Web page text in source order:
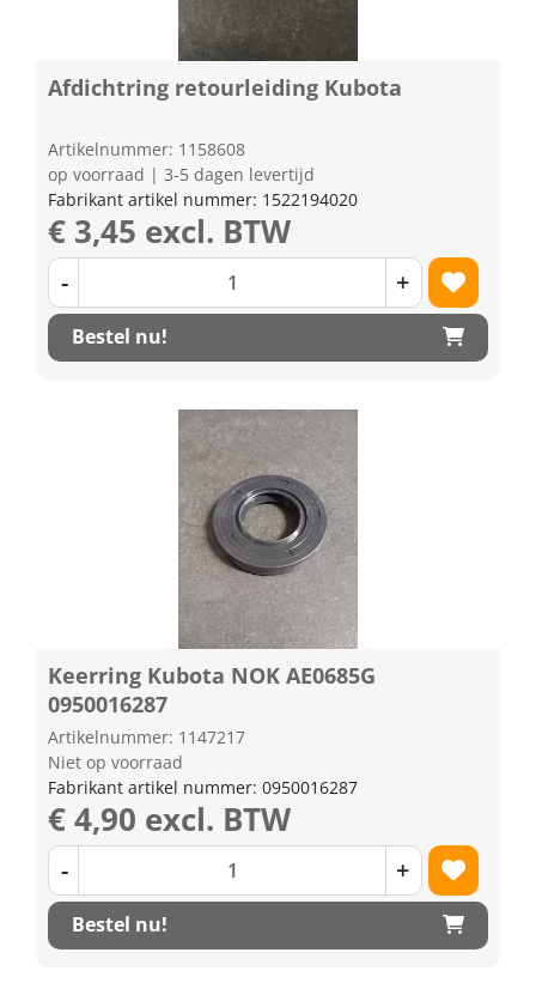
Afdichtring retourleiding Kubota
Artikelnummer: 1158608
op voorraad | 3-5 dagen levertijd
Fabrikant artikel nummer: 1522194020
€ 3,45 excl. BTW
- +
Bestel nu!
Keerring Kubota NOK AE0685G
0950016287
Artikelnummer: 1147217
Niet op voorraad
Fabrikant artikel nummer: 0950016287
€ 4,90 excl. BTW
- +
Bestel nu!